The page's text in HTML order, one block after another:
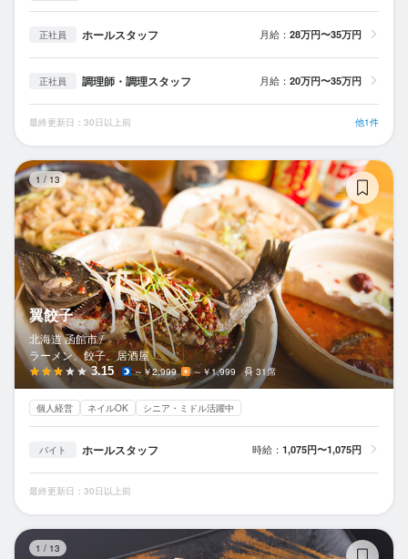
正社員 ホールスタッフ 月給： 28万円〜35万円
正社員 調理師・調理スタッフ 月給： 20万円〜35万円
最終更新日：30日以上前 他1件
1 / 13
翼餃子
北海道 函館市 /
ラーメン、餃子、居酒屋
3.15 ～￥2,999 ～￥1,999 31席
個人経営 ネイルOK シニア・ミドル活躍中
バイト ホールスタッフ 時給： 1,075円〜1,075円
最終更新日：30日以上前
1 / 13